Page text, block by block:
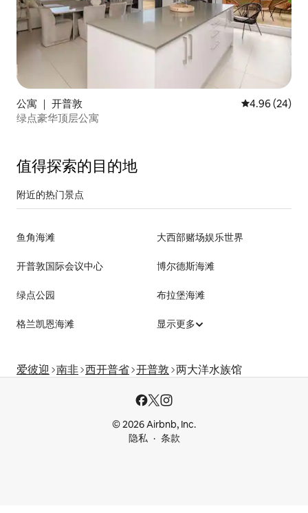
公寓 ｜ 开普敦 平均评分 4.96
4.96 (24)
绿点豪华顶层公寓
值得探索的目的地
附近的热门景点
鱼角海滩 大西部赌场娱乐世界
开普敦国际会议中心 博尔德斯海滩
绿点公园 布拉堡海滩
格兰凯恩海滩 显示更多
爱彼迎 南非 西开普省 开普敦 两大洋水族馆
© 2026 Airbnb, Inc.
隐私
条款